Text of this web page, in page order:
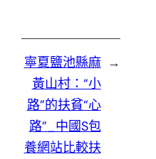
→
寧夏鹽池縣麻
黃山村：“小
路”的扶貧“心
路”_中國S包
養網站比較扶